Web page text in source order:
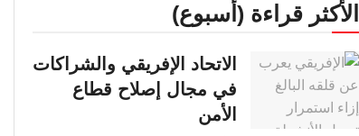
الأكثر قراءة (أسبوع)
الاتحاد الإفريقي والشراكات
في مجال إصلاح قطاع
الأمن